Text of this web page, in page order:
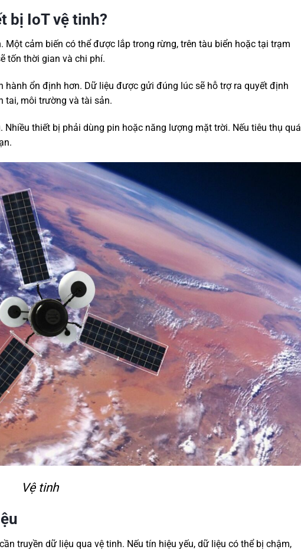
bị IoT vệ tinh?
cảm biến có thể được lắp trong rừng, trên tàu biển hoặc tại trạm
tốn thời gian và chi phí.
hành ổn định hơn. Dữ liệu được gửi đúng lúc sẽ hỗ trợ ra quyết định
tai, môi trường và tài sản.
thiết bị phải dùng pin hoặc năng lượng mặt trời. Nếu tiêu thụ quá
Vệ tinh
truyền dữ liệu qua vệ tinh. Nếu tín hiệu yếu, dữ liệu có thể bị chậm,